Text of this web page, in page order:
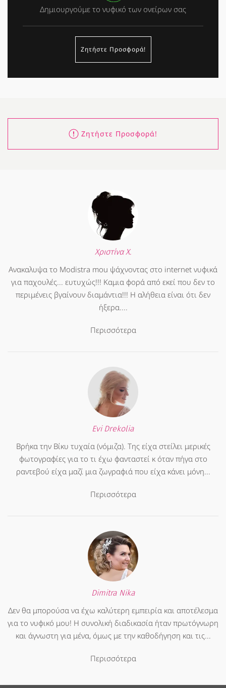
Δημιουργούμε το νυφικό των ονείρων σας
Ζητήστε Προσφορά!
Ζητήστε Προσφορά!
Χριστίνα Χ.
Ανακαλυψα το Modistra mou ψάχνοντας στο internet νυφικά
για παχουλές... ευτυχώς!!! Καμια φορά από εκεί που δεν το
περιμένεις βγαίνουν διαμάντια!!! Η αλήθεια είναι ότι δεν
ήξερα....
Περισσότερα
Evi Drekolia
Βρήκα την Βίκυ τυχαία (νόμιζα). Της είχα στείλει μερικές
φωτογραφίες για το τι έχω φανταστεί κ όταν πήγα στο
ραντεβού είχα μαζί μια ζωγραφιά που είχα κάνει μόνη...
Περισσότερα
Dimitra Nika
Δεν θα μπορούσα να έχω καλύτερη εμπειρία και αποτέλεσμα
για το νυφικό μου! Η συνολική διαδικασία ήταν πρωτόγνωρη
και άγνωστη για μένα, όμως με την καθοδήγηση και τις...
Περισσότερα